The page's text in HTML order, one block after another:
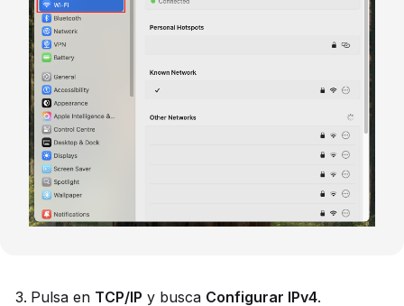
Pulsa en TCP/IP y busca Configurar IPv4.